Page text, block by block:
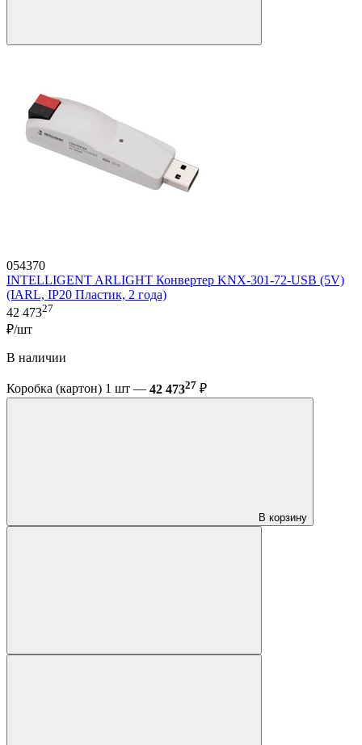
054370
INTELLIGENT ARLIGHT Конвертер KNX-301-72-USB (5V)
(IARL, IP20 Пластик, 2 года)
42 47327
₽/шт
В наличии
Коробка (картон) 1 шт — 42 47327 ₽
В корзину